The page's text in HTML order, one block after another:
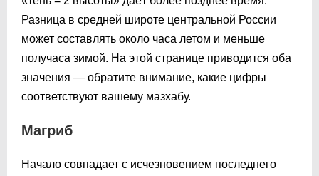
Разница в средней широте центральной России
может составлять около часа летом и меньше
получаса зимой. На этой странице приводится оба
значения — обратите внимание, какие цифры
соответствуют вашему мазхабу.
Магриб
Начало совпадает с исчезновением последнего